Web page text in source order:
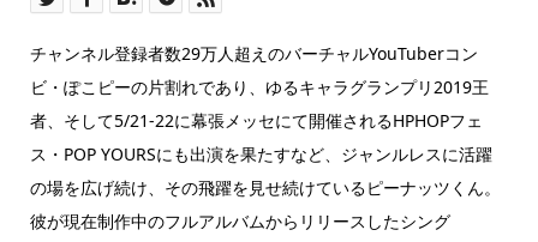
チャンネル登録者数29万人超えのバーチャルYouTuberコン
ビ・ぽこピーの片割れであり、ゆるキャラグランプリ2019王
者、そして5/21-22に幕張メッセにて開催されるHPHOPフェ
ス・POP YOURSにも出演を果たすなど、ジャンルレスに活躍
の場を広げ続け、その飛躍を見せ続けているピーナッツくん。
彼が現在制作中のフルアルバムからリリースしたシング